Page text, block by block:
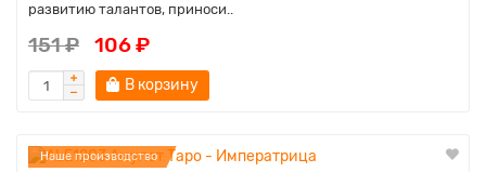
развитию талантов, приноси..
151 ₽ 106 ₽
В корзину
Наше производство